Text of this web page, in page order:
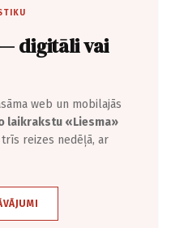
digitāli vai
web un mobilajās
laikrakstu «Liesma»
reizes nedēļā, ar